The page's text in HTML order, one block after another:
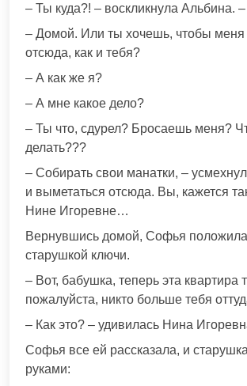
– Ты куда?! – воскликнула Альбина.
– Домой. Или ты хочешь, чтобы
отсюда, как и тебя?
– А как же я?
– А мне какое дело?
– Ты что, сдурел? Бросаешь меня?
делать???
– Собирать свои манатки, –
и выметаться отсюда. Вы, кажется
Нине Игоревне…
Вернувшись домой, Софья
старушкой ключи.
– Вот, бабушка, теперь эта квартира
пожалуйста, никто больше тебя
– Как это? – удивилась Нина
Софья все ей рассказала, и
руками: